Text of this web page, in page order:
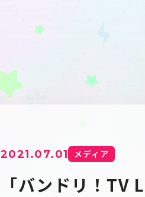
2021.07.01 メディア
「バンドリ！